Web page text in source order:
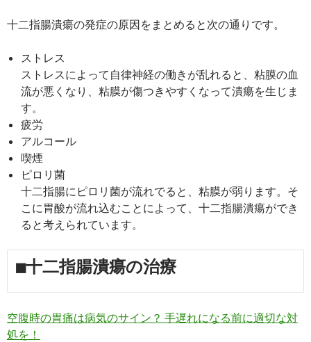
十二指腸潰瘍の発症の原因をまとめると次の通りです。
ストレス
ストレスによって自律神経の働きが乱れると、粘膜の血
流が悪くなり、粘膜が傷つきやすくなって潰瘍を生じま
す。
疲労
アルコール
喫煙
ピロリ菌
十二指腸にピロリ菌が流れでると、粘膜が弱ります。そ
こに胃酸が流れ込むことによって、十二指腸潰瘍ができ
ると考えられています。
■十二指腸潰瘍の治療
空腹時の胃痛は病気のサイン？ 手遅れになる前に適切な対
処を！